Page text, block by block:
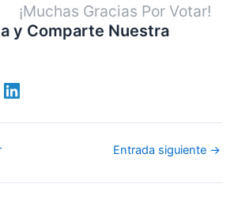
¡Muchas Gracias Por Votar!
y Comparte Nuestra
Entrada siguiente →